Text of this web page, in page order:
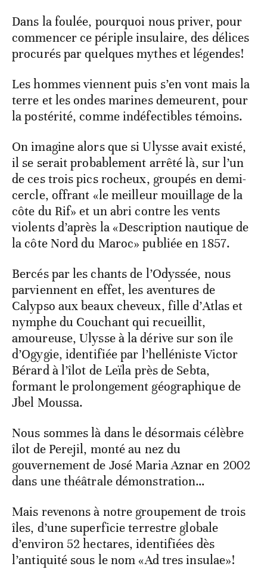
Dans la foulée, pourquoi nous priver, pour
commencer ce périple insulaire, des délices
procurés par quelques mythes et légendes!
Les hommes viennent puis s’en vont mais la
terre et les ondes marines demeurent, pour
la postérité, comme indéfectibles témoins.
On imagine alors que si Ulysse avait existé,
il se serait probablement arrêté là, sur l’un
de ces trois pics rocheux, groupés en demi-
cercle, offrant «le meilleur mouillage de la
côte du Rif» et un abri contre les vents
violents d’après la «Description nautique de
la côte Nord du Maroc» publiée en 1857.
Bercés par les chants de l’Odyssée, nous
parviennent en effet, les aventures de
Calypso aux beaux cheveux, fille d’Atlas et
nymphe du Couchant qui recueillit,
amoureuse, Ulysse à la dérive sur son île
d’Ogygie, identifiée par l’helléniste Victor
Bérard à l’îlot de Leïla près de Sebta,
formant le prolongement géographique de
Jbel Moussa.
Nous sommes là dans le désormais célèbre
îlot de Perejil, monté au nez du
gouvernement de José Maria Aznar en 2002
dans une théâtrale démonstration…
Mais revenons à notre groupement de trois
îles, d’une superficie terrestre globale
d’environ 52 hectares, identifiées dès
l’antiquité sous le nom «Ad tres insulae»!